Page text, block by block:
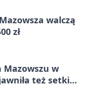
walczą
zł
Mazowszu w
też setki